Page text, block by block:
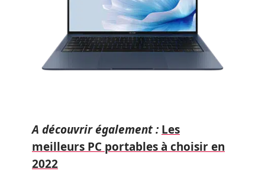
A découvrir également : Les
meilleurs PC portables à choisir en
2022